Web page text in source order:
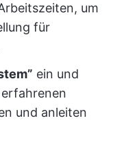
um
für
ein und
und anleiten